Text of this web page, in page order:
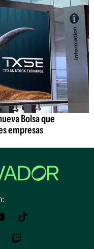
Bolsa que
empresas